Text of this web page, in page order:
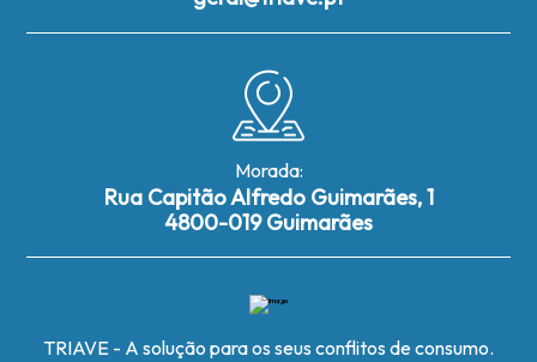
Morada:
Rua Capitão Alfredo Guimarães, 1
4800-019 Guimarães
TRIAVE - A solução para os seus conflitos de consumo.